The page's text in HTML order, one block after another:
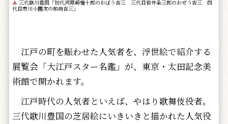
▲ 三代歌川豊国「初代河原崎権十郎のおぼう吉三 三代目岩井粂三郎のおぜう吉三 四
代目市川小團次の和尚吉三」
江戸の町を賑わせた人気者を、浮世絵で紹介する
展覧会「大江戸スター名鑑」が、東京・太田記念美
術館で開かれます。
江戸時代の人気者といえば、やはり歌舞伎役者。
三代歌川豊国の芝居絵にいきいきと描かれた人気役